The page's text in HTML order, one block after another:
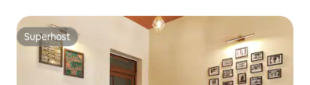
Superhost
Superhost